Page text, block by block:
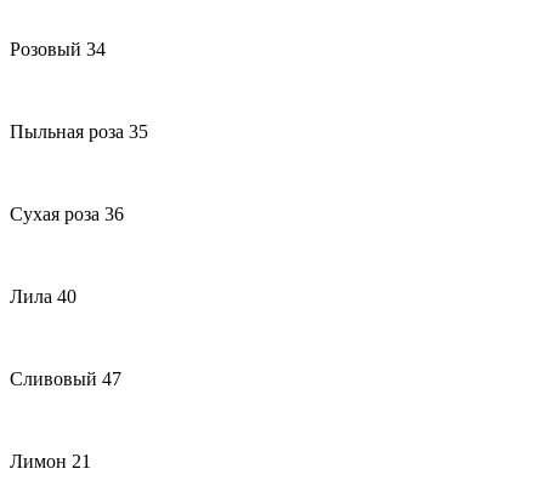
Розовый 34
Пыльная роза 35
Сухая роза 36
Лила 40
Сливовый 47
Лимон 21